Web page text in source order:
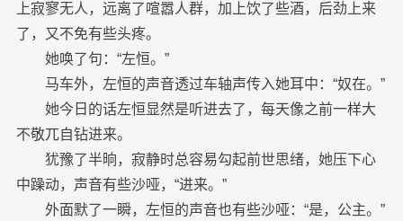
上寂寥无人，远离了喧嚣人群，加上饮了些酒，后劲上来
了，又不免有些头疼。
她唤了句：“左恒。”
马车外，左恒的声音透过车轴声传入她耳中：“奴在。”
她今日的话左恒显然是听进去了，每天像之前一样大
不敬兀自钻进来。
犹豫了半晌，寂静时总容易勾起前世思绪，她压下心
中躁动，声音有些沙哑，“进来。”
外面默了一瞬，左恒的声音也有些沙哑：“是，公主。”